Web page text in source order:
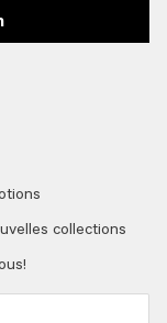
collections